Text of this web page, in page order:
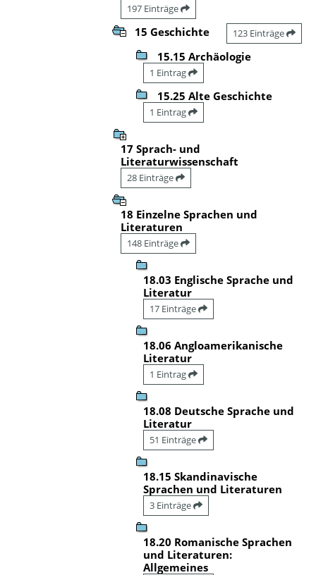
197 Einträge
15 Geschichte 123 Einträge
15.15 Archäologie
1 Eintrag
15.25 Alte Geschichte
1 Eintrag
17 Sprach- und
Literaturwissenschaft
28 Einträge
18 Einzelne Sprachen und
Literaturen
148 Einträge
18.03 Englische Sprache und
Literatur
17 Einträge
18.06 Angloamerikanische
Literatur
1 Eintrag
18.08 Deutsche Sprache und
Literatur
51 Einträge
18.15 Skandinavische
Sprachen und Literaturen
3 Einträge
18.20 Romanische Sprachen
und Literaturen:
Allgemeines